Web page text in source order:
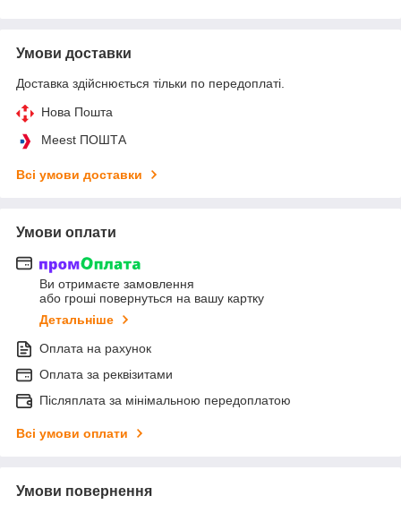
Умови доставки
Доставка здійснюється тільки по передоплаті.
Нова Пошта
Meest ПОШТА
Всі умови доставки
Умови оплати
Ви отримаєте замовлення
або гроші повернуться на вашу картку
Детальніше
Оплата на рахунок
Оплата за реквізитами
Післяплата за мінімальною передоплатою
Всі умови оплати
Умови повернення